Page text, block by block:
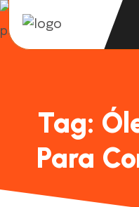
Tag:
Para